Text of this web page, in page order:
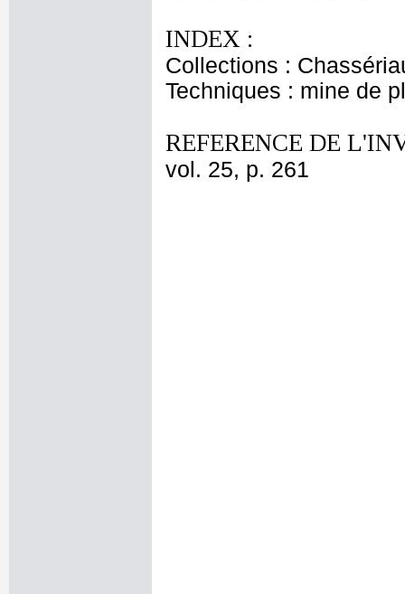
INDEX :
Collections :
Techniques : mine de
REFERENCE DE
vol. 25, p. 261